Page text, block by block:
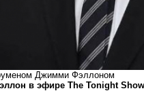
Джимми Фэллоном
в эфире The Tonight